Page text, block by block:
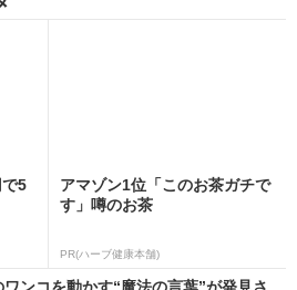
5
アマゾン1位「このお茶ガチで
す」噂のお茶
PR(ハーブ健康本舗)